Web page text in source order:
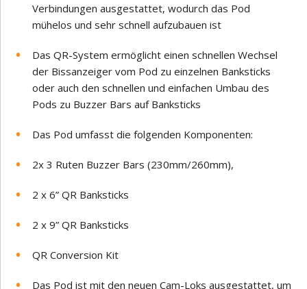
Verbindungen ausgestattet, wodurch das Pod
mühelos und sehr schnell aufzubauen ist
Das QR-System ermöglicht einen schnellen Wechsel
der Bissanzeiger vom Pod zu einzelnen Banksticks
oder auch den schnellen und einfachen Umbau des
Pods zu Buzzer Bars auf Banksticks
Das Pod umfasst die folgenden Komponenten:
2x 3 Ruten Buzzer Bars (230mm/260mm),
2 x 6” QR Banksticks
2 x 9” QR Banksticks
QR Conversion Kit
Das Pod ist mit den neuen Cam-Loks ausgestattet, um